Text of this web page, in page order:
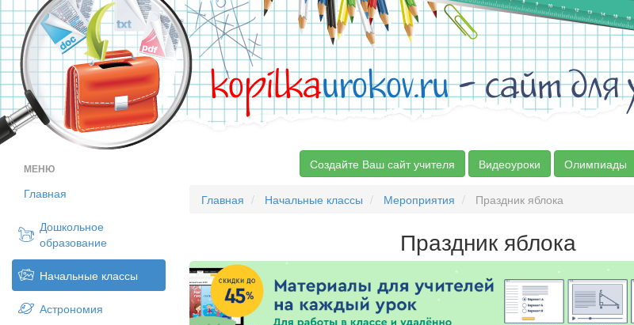
kopilkaurokov.ru- сайт для
МЕНЮ
Главная
Дошкольное
образование
Начальные классы
Астрономия
Создайте Ваш сайт учителя Видеоуроки Олимпиады
Главная Начальные классы Мероприятия Праздник яблока
Праздник яблока